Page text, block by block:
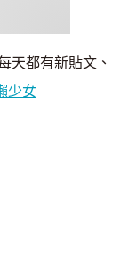
天都有新貼文、
少女